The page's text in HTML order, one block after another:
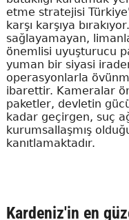
etme stratejisi
karşı karşıya
sağlayamayan,
önemlisi uyuşturucu
yuman bir siyasi
operasyonlarla
ibarettir. Kameralar
paketler, devletin
kadar geçirgen, suç
kurumsallaşmış
kanıtlamaktadır.
Kardeniz'in en